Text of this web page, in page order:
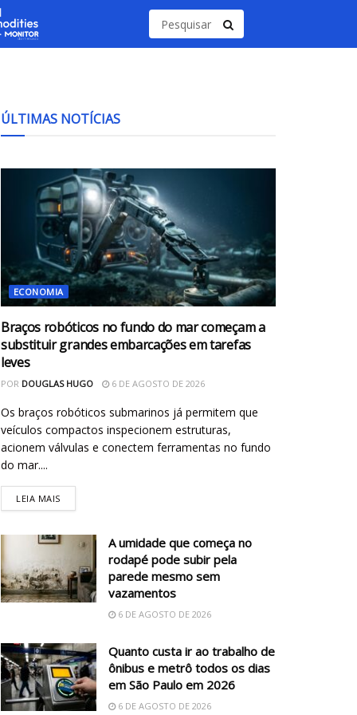
ÚLTIMAS NOTÍCIAS
ECONOMIA
Braços robóticos no fundo do mar começam a
substituir grandes embarcações em tarefas
leves
POR DOUGLAS HUGO 6 DE AGOSTO DE 2026
Os braços robóticos submarinos já permitem que
veículos compactos inspecionem estruturas,
acionem válvulas e conectem ferramentas no fundo
do mar....
LEIA MAIS
A umidade que começa no
rodapé pode subir pela
parede mesmo sem
vazamentos
6 DE AGOSTO DE 2026
Quanto custa ir ao trabalho de
ônibus e metrô todos os dias
em São Paulo em 2026
6 DE AGOSTO DE 2026